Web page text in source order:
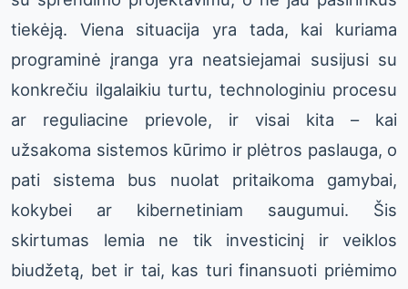
tiekėją. Viena situacija yra tada, kai kuriama
programinė įranga yra neatsiejamai susijusi su
konkrečiu ilgalaikiu turtu, technologiniu procesu
ar reguliacine prievole, ir visai kita – kai
užsakoma sistemos kūrimo ir plėtros paslauga, o
pati sistema bus nuolat pritaikoma gamybai,
kokybei ar kibernetiniam saugumui. Šis
skirtumas lemia ne tik investicinį ir veiklos
biudžetą, bet ir tai, kas turi finansuoti priėmimo